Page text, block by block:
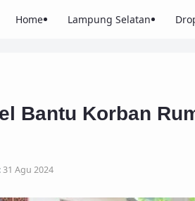
Home Lampung Selatan
Bantu Korban
31 Agu 2024